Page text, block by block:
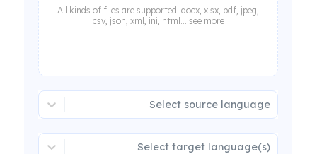
All kinds of files are supported: docx, xlsx, pdf, jpeg,
csv, json, xml, ini, html... see more
Select source language
Select target language(s)